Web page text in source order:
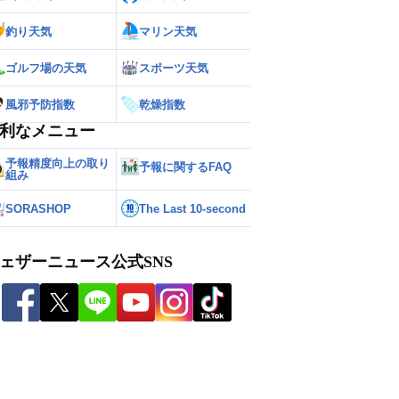
釣り天気 マリン天気
ゴルフ場の天気 スポーツ天気
風邪予防指数 乾燥指数
なメニュー
予報精度向上の取り
組み
予報に関するFAQ
SORASHOP The Last 10-second
ザーニュース公式SNS